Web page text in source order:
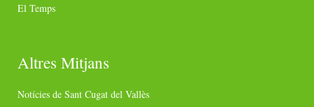
El Temps
Altres Mitjans
Notícies de Sant Cugat del Vallès